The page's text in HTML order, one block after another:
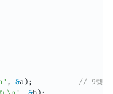
, &a ) ;
// 9행